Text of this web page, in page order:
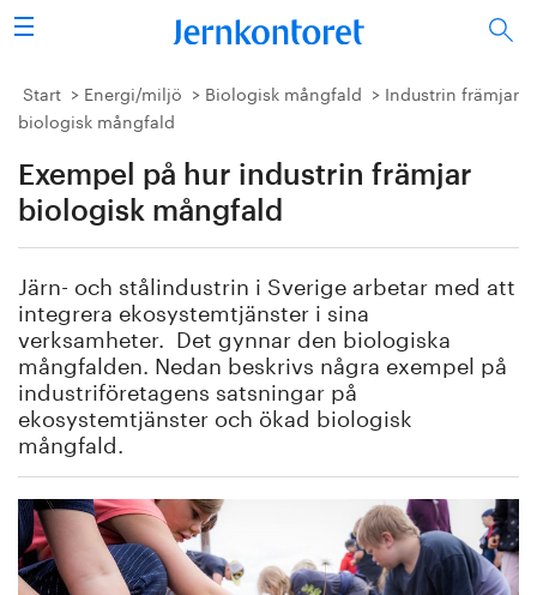
Sök
Stålindustrin
Forskning/utbildning
Energi/miljö
Vi tycker
Publicerat
Bildbank
Om oss
Start Energi/miljö Biologisk mångfald
Industrin främjar
biologisk mångfald
Exempel på hur industrin främjar
biologisk mångfald
Järn- och stålindustrin i Sverige arbetar med att
integrera ekosystemtjänster i sina
verksamheter. Det gynnar den biologiska
mångfalden. Nedan beskrivs några exempel på
industriföretagens satsningar på
ekosystemtjänster och ökad biologisk
mångfald.